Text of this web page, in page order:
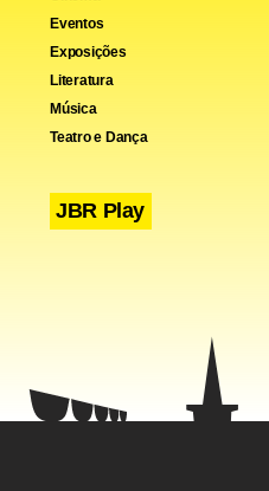
Eventos
Exposições
Literatura
Música
Teatro e Dança
JBR Play